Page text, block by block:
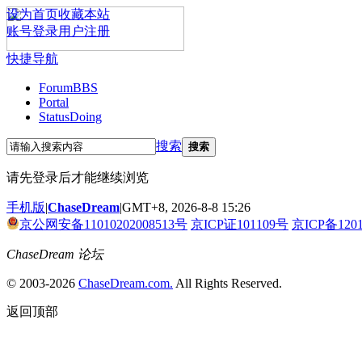
设为首页收藏本站
账号登录用户注册
快捷导航
ForumBBS
Portal
StatusDoing
搜索 搜索
请先登录后才能继续浏览
手机版|ChaseDream|GMT+8, 2026-8-8 15:26
京公网安备11010202008513号 京ICP证101109号 京ICP备
ChaseDream 论坛
© 2003-2026 ChaseDream.com. All Rights Reserved.
返回顶部